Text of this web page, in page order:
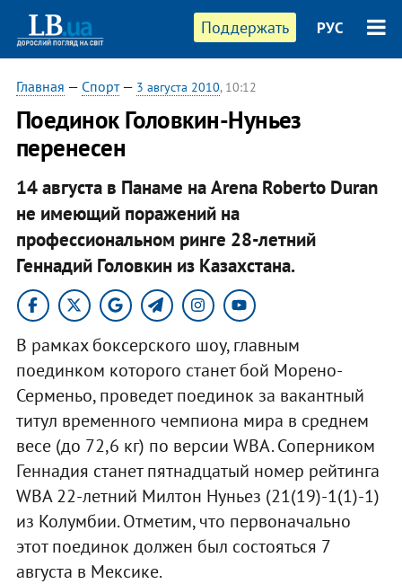
Поддержать РУС
Главная — Спорт— 3 августа 2010, 10:12
Поединок Головкин-Нуньез
перенесен
14 августа в Панаме на Arena Roberto Duran
не имеющий поражений на
профессиональном ринге 28-летний
Геннадий Головкин из Казахстана.
В рамках боксерского шоу, главным
поединком которого станет бой Морено-
Серменьо, проведет поединок за вакантный
титул временного чемпиона мира в среднем
весе (до 72,6 кг) по версии WBA. Соперником
Геннадия станет пятнадцатый номер рейтинга
WBA 22-летний Милтон Нуньез (21(19)-1(1)-1)
из Колумбии. Отметим, что первоначально
этот поединок должен был состояться 7
августа в Мексике.